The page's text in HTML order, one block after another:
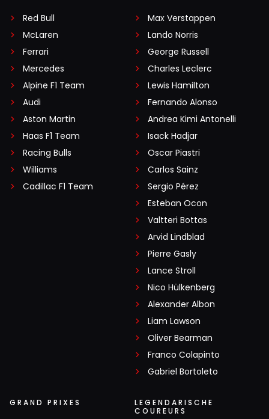
Red Bull
McLaren
Ferrari
Mercedes
Alpine F1 Team
Audi
Aston Martin
Haas F1 Team
Racing Bulls
Williams
Cadillac F1 Team
Max Verstappen
Lando Norris
George Russell
Charles Leclerc
Lewis Hamilton
Fernando Alonso
Andrea Kimi Antonelli
Isack Hadjar
Oscar Piastri
Carlos Sainz
Sergio Pérez
Esteban Ocon
Valtteri Bottas
Arvid Lindblad
Pierre Gasly
Lance Stroll
Nico Hülkenberg
Alexander Albon
Liam Lawson
Oliver Bearman
Franco Colapinto
Gabriel Bortoleto
GRAND PRIXES
LEGENDARISCHE
COUREURS